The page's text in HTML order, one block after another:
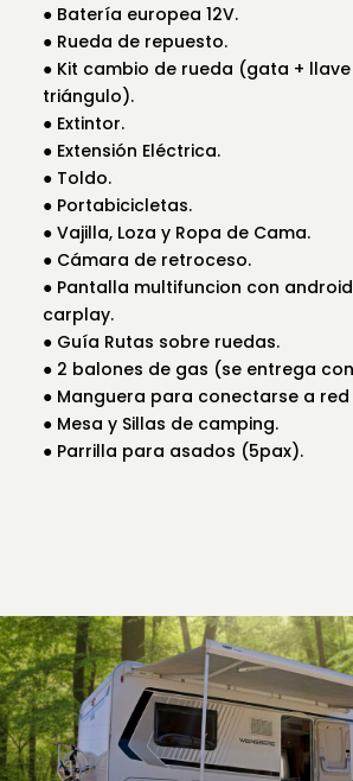
● Batería europea 12V.
● Rueda de repuesto.
● Kit cambio de rueda (gata +
triángulo).
● Extintor.
● Extensión Eléctrica.
● Toldo.
● Portabicicletas.
● Vajilla, Loza y Ropa de Cama.
● Cámara de retroceso.
● Pantalla multifuncion con
carplay.
● Guía Rutas sobre ruedas.
● 2 balones de gas (se entrega
● Manguera para conectarse a
● Mesa y Sillas de camping.
● Parrilla para asados (5pax).